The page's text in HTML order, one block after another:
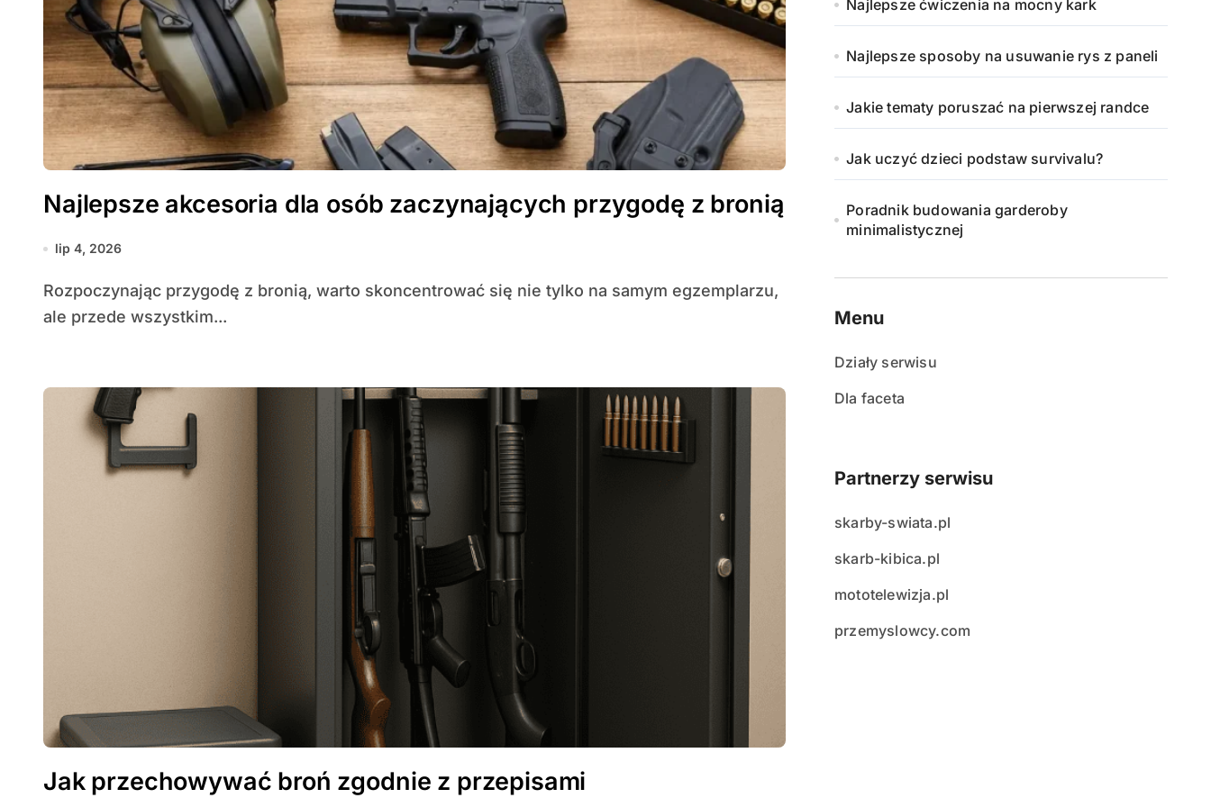
Najlepsze akcesoria dla osób zaczynających przygodę z bronią
lip 4, 2026
Rozpoczynając przygodę z bronią, warto skoncentrować się nie tylko na samym egzemplarzu,
ale przede wszystkim...
Jak przechowywać broń zgodnie z przepisami
Najlepsze ćwiczenia na mocny kark
Najlepsze sposoby na usuwanie rys z paneli
Jakie tematy poruszać na pierwszej randce
Jak uczyć dzieci podstaw survivalu?
Poradnik budowania garderoby
minimalistycznej
Menu
Działy serwisu
Dla faceta
Partnerzy serwisu
skarby-swiata.pl
skarb-kibica.pl
mototelewizja.pl
przemyslowcy.com